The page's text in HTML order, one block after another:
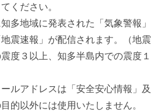
ください。
多地域に発表された「気象警報」
震速報」が配信されます。（地震
度３以上、知多半島内での震度１
ルアドレスは「安全安心情報」及
的以外には使用いたしません。